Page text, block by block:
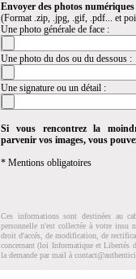
Envoyer des photos numériques
(Format .zip, .jpg, .gif, .pdf... et
Une photo générale de face :
Une photo du dos ou du dessous :
Une signature ou un détail :
Si vous rencontrez la
parvenir vos images, vous
* Mentions obligatoires
Ces informations sont destinées au
personnelle n'est collectée à votre insu
droit d'accés, de modification, de
concernant (loi Informatique et Libertés
la demande par mail à